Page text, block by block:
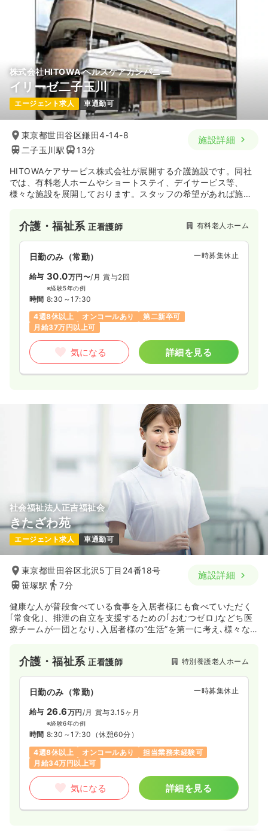
株式会社HITOWA ヘルスケアカンパニー
イリーゼ二子玉川
エージェント求人 車通勤可
東京都世田谷区鎌田4-14-8
二子玉川駅
13分
施設詳細
HITOWAケアサービス株式会社が展開する介護施設です。同社
では、有料老人ホームやショートステイ、デイサービス等、
様々な施設を展開しております。スタッフの希望があれば施設
介護・福祉系正看護師 有料老人ホーム
日勤のみ（常勤） 一時募集休止
給与 30.0万円〜/月 賞与2回
※経験5年の例
時間 8:30～17:30
4週8休以上
オンコールあり
第二新卒可
月給37万円以上可
気になる 詳細を見る
社会福祉法人正吉福祉会
きたざわ苑
エージェント求人 車通勤可
東京都世田谷区北沢5丁目24番18号
笹塚駅
7分
施設詳細
健康な人が普段食べている食事を入居者様にも食べていただく
｢常食化｣、排泄の自立を支援するための｢おむつゼロ｣などち医
療チームが一団となり､入居者様の“生活”を第一に考え､様々な
介護・福祉系正看護師 特別養護老人ホーム
日勤のみ（常勤） 一時募集休止
給与 26.6万円/月 賞与3.15ヶ月
※経験6年の例
時間 8:30～17:30 （休憩60分）
4週8休以上
オンコールあり
担当業務未経験可
月給34万円以上可
気になる 詳細を見る